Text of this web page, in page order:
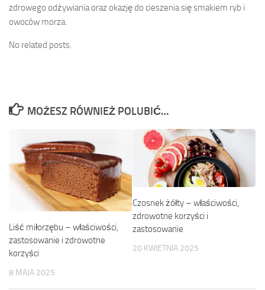
zdrowego odżywiania oraz okazję do cieszenia się smakiem ryb i
owoców morza.
No related posts.
MOŻESZ RÓWNIEŻ POLUBIĆ…
Liść miłorzębu – właściwości,
zastosowanie i zdrowotne
korzyści
8 MAJA 2025
Czosnek żółty – właściwości,
zdrowotne korzyści i
zastosowanie
20 KWIETNIA 2025